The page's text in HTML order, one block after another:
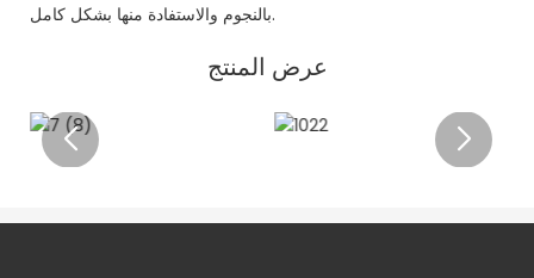
بالنجوم والاستفادة منها بشكل كامل.
عرض المنتج